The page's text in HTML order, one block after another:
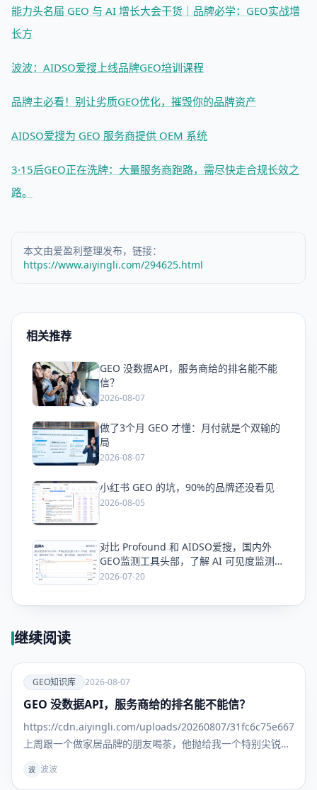
能力头名届 GEO 与 AI 增长大会干货｜品牌必学：GEO实战增
长方
波波：AIDSO爱搜上线品牌GEO培训课程
品牌主必看！别让劣质GEO优化，摧毁你的品牌资产
AIDSO爱搜为 GEO 服务商提供 OEM 系统
3·15后GEO正在洗牌：大量服务商跑路，需尽快走合规长效之
路。
本文由爱盈利整理发布，链接：
https://www.aiyingli.com/294625.html
相关推荐
爱
GEO 没数据API，服务商给的排名能不能
信？
2026-08-07
爱
做了3个月 GEO 才懂：月付就是个双输的
局
2026-08-07
爱 小红书 GEO 的坑，90%的品牌还没看见
2026-08-05
爱
对比 Profound 和 AIDSO爱搜，国内外
GEO监测工具头部，了解 AI 可见度监测全
方案
2026-07-20
继续阅读
爱
GEO知识
GEO知识库 2026-08-07
GEO 没数据API，服务商给的排名能不能信？
https://cdn.aiyingli.com/uploads/20260807/
上周跟一个做家居品牌的朋友喝茶，他抛给我一个特别尖锐的
样。更离谱
波 波波